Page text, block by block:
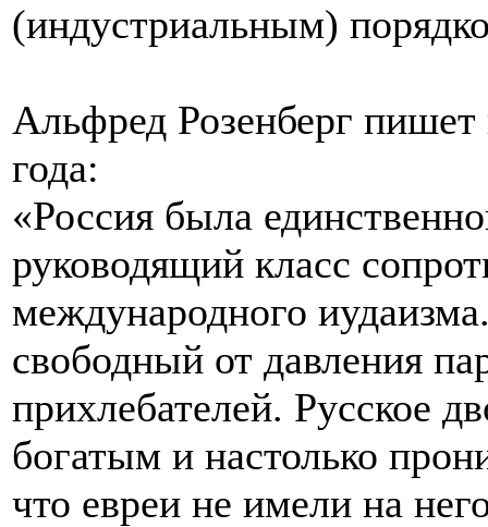
(индустриальным)
Альфред Розенберг
года:
«Россия была
руководящий класс
международного
свободный от давления
прихлебателей. Русское
богатым и настолько
что евреи не имели на